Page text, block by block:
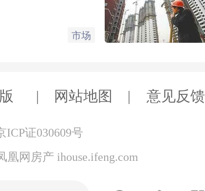
实景图
年，绿城集结出版了
》，系统梳理出“
并将研发创新落地成果
品年鉴》，发布《创造
市场
网站地图 意见反馈
ICP证030609号
凰网房产 ihouse.ifeng.com